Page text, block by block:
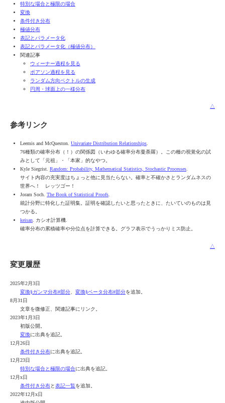
特別な場合と極限の場合
変換
条件付き分布
極値分布
表記とパラメータ化
表記とパラメータ化（極値分布）
関連記事
ウィーナー過程を見る
ポアソン過程を見る
ランダム方向ベクトルの生成
円周・球面上の一様分布
△
参考リンク
Leemis and McQueston. Univariate Distribution Relationships
76種類の確率分布（！）の関係図（いわゆる確率分布曼荼羅）。この種の視覚化の試
みとして「元祖」・「本家」的なやつ。
Kyle Siegrist. Random: Probability, Mathematical Statistics, Stochastic Processes
サイト内容の充実度はちょっと他に見当たらない。確率と不確かさとランダムネスの
世界へ！ レッツゴー！
Joram Soch. The Book of Statistical Proofs
統計分野に特化した証明集。証明を確認したいと思ったときに、たいていのものは見
つかる。
keisan . カシオ計算機.
確率分布の累積確率や分位点を計算できる。グラフ表示でうっかりミス防止。
△
変更履歴
2025年2月3日
変換§ガンマ分布#部分
変換§ベータ分布#部分を追加。
8月31日
文章を微修正、関連記事にリンク。
2023年1月3日
初版公開。
変換に出典を追記。
12月26日
条件付き分布に出典を追記。
12月23日
特別な場合と極限の場合に出典を追記。
12月x日
条件付き分布と表記一覧を追加。
2022年12月x日